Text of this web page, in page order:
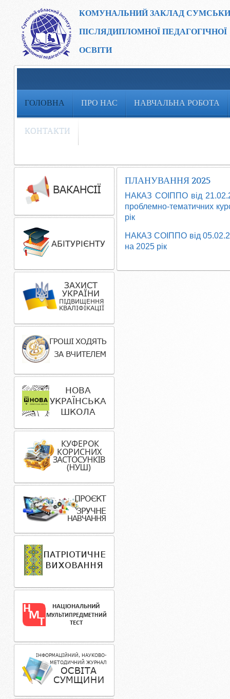
КОМУНАЛЬНИЙ ЗАКЛАД
ПІСЛЯДИПЛОМНОЇ ПЕДАГОГІЧНОЇ
ОСВІТИ
ГОЛОВНА ПРО НАС НАВЧАЛЬНА РОБОТА
КОНТАКТИ
ПЛАНУВАННЯ 2025
НАКАЗ СОІППО від
проблемно-тематичних
рік
НАКАЗ СОІППО від
на 2025 рік